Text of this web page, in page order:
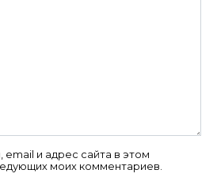
email и адрес сайта в этом
моих комментариев.